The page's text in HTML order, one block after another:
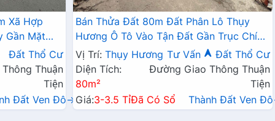
Xã Hợp
Gần Mặt
Đất Thổ Cư
Thuận
Tiện
Đất Ven Đô→
Bán Thửa Đất 80m Đất Phân Lô Thụy
Hương Ô Tô Vào Tận Đất Gần Trục Chính
Kinh Doanh Liên Huyện
Vị Trí: Thụy Hương Tư Vấn
Đất Thổ Cư
Diện Tích:
80m²
Đường Giao Thông Thuận
Tiện
Giá:3-3.5 TỉĐã Có Sổ Thành Đất Ven